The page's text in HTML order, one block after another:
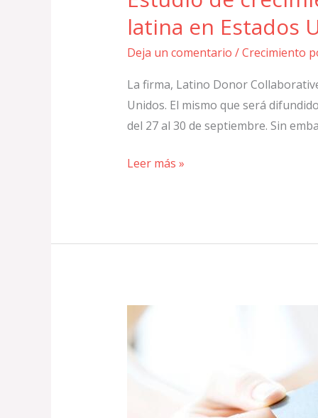
latina en Estados
Deja un comentario /Crecimiento
La firma, Latino Donor
Unidos. El mismo que será
del 27 al 30 de septiembre. Sin
Leer más »
Latinos
problemas